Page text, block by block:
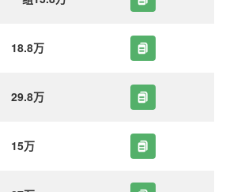
18.8万
29.8万
15万